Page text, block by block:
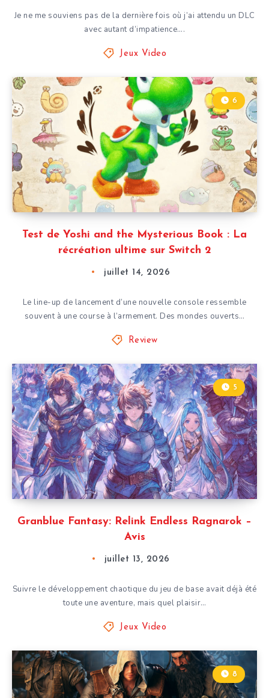
Je ne me souviens pas de la dernière fois où j’ai attendu un DLC
avec autant d’impatience….
Jeux Video
Test de Yoshi and the Mysterious Book : La
récréation ultime sur Switch 2
6
juillet 14, 2026
Le line-up de lancement d’une nouvelle console ressemble
souvent à une course à l’armement. Des mondes ouverts…
Review
Granblue Fantasy: Relink Endless Ragnarok –
Avis
5
juillet 13, 2026
Suivre le développement chaotique du jeu de base avait déjà été
toute une aventure, mais quel plaisir…
Jeux Video
8